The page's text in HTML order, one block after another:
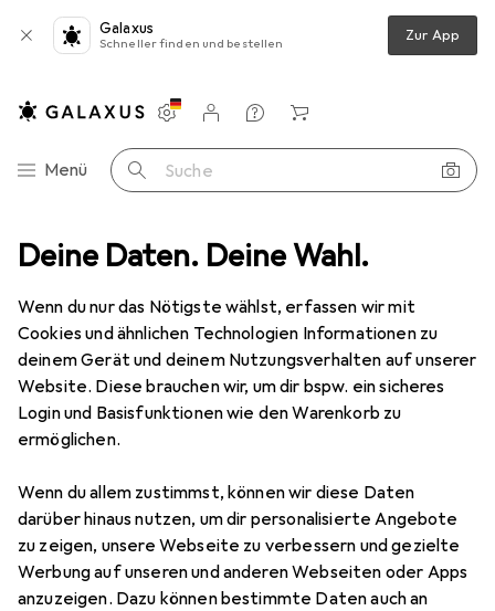
Deine Daten. Deine Wahl.
Wenn du nur das Nötigste wählst, erfassen wir mit
Cookies und ähnlichen Technologien Informationen zu
deinem Gerät und deinem Nutzungsverhalten auf unserer
Website. Diese brauchen wir, um dir bspw. ein sicheres
Login und Basisfunktionen wie den Warenkorb zu
ermöglichen.
Wenn du allem zustimmst, können wir diese Daten
darüber hinaus nutzen, um dir personalisierte Angebote
zu zeigen, unsere Webseite zu verbessern und gezielte
Werbung auf unseren und anderen Webseiten oder Apps
anzuzeigen. Dazu können bestimmte Daten auch an
Galaxus
Schneller finden und bestellen Zur App
Navigation nach Kategorien
Menü Suche
Einstellungen
Kundenkonto
Vergleichslisten
Merklisten
Warenkorb
Möbel Schlafzimmer Matratze
12 Bilder
vidaXLLavono
Preis in EUR inkl. MwSt.
EUR
109,02
Bewertungen Marke
Mehr von vidaXL